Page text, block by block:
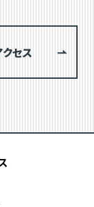
クセス